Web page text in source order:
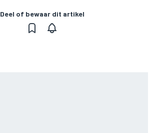
Deel of bewaar dit artikel